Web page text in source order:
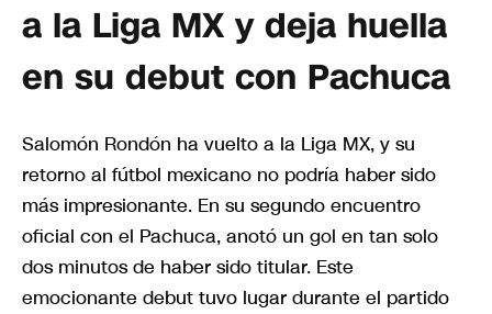
a la Liga MX y deja huella
en su debut con Pachuca
Salomón Rondón ha vuelto a la Liga MX, y su
retorno al fútbol mexicano no podría haber sido
más impresionante. En su segundo encuentro
oficial con el Pachuca, anotó un gol en tan solo
dos minutos de haber sido titular. Este
emocionante debut tuvo lugar durante el partido